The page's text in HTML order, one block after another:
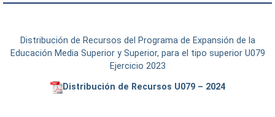
Distribución de Recursos del Programa de Expansión de la
Educación Media Superior y Superior, para el tipo superior U079
Ejercicio 2023
Distribución de Recursos U079 – 2024